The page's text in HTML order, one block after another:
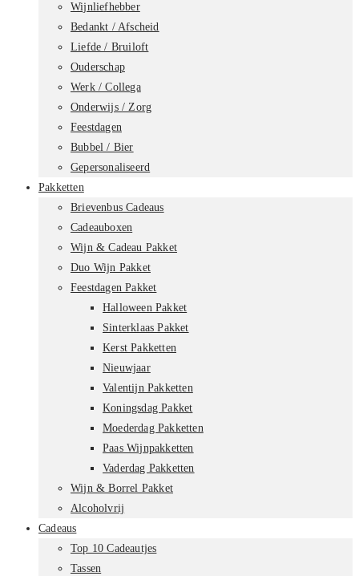
Wijnliefhebber
Bedankt / Afscheid
Liefde / Bruiloft
Ouderschap
Werk / Collega
Onderwijs / Zorg
Feestdagen
Bubbel / Bier
Gepersonaliseerd
Pakketten
Brievenbus Cadeaus
Cadeauboxen
Wijn & Cadeau Pakket
Duo Wijn Pakket
Feestdagen Pakket
Halloween Pakket
Sinterklaas Pakket
Kerst Pakketten
Nieuwjaar
Valentijn Pakketten
Koningsdag Pakket
Moederdag Pakketten
Paas Wijnpakketten
Vaderdag Pakketten
Wijn & Borrel Pakket
Alcoholvrij
Cadeaus
Top 10 Cadeautjes
Tassen